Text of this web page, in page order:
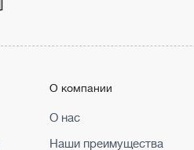
О компании
О нас
Наши преимущества